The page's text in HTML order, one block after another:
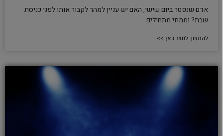
אדם שנפטר ביום שישי, האם יש עניין למהר לקבור אותו לפני כניסת
שבת? וממתי מתחילים
להמשך לחצו כאן >>